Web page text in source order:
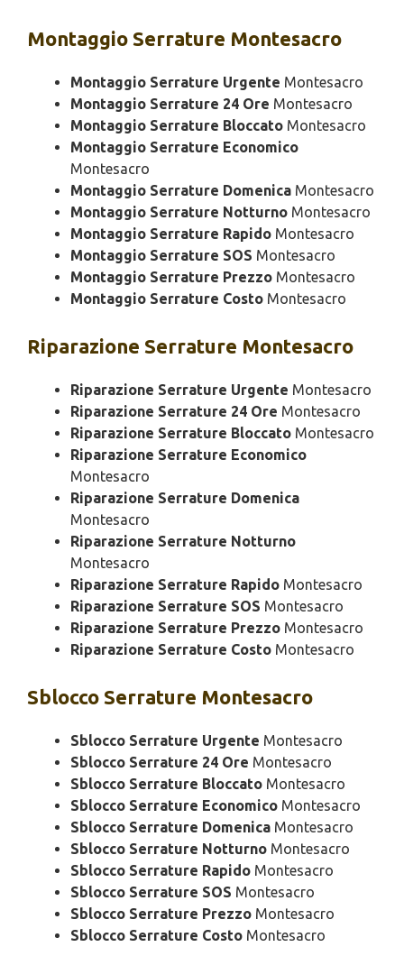
Montaggio Serrature Montesacro
Montaggio Serrature Urgente Montesacro
Montaggio Serrature 24 Ore Montesacro
Montaggio Serrature Bloccato Montesacro
Montaggio Serrature Economico
Montesacro
Montaggio Serrature Domenica Montesacro
Montaggio Serrature Notturno Montesacro
Montaggio Serrature Rapido Montesacro
Montaggio Serrature SOS Montesacro
Montaggio Serrature Prezzo Montesacro
Montaggio Serrature Costo Montesacro
Riparazione Serrature Montesacro
Riparazione Serrature Urgente Montesacro
Riparazione Serrature 24 Ore Montesacro
Riparazione Serrature Bloccato Montesacro
Riparazione Serrature Economico
Montesacro
Riparazione Serrature Domenica
Montesacro
Riparazione Serrature Notturno
Montesacro
Riparazione Serrature Rapido Montesacro
Riparazione Serrature SOS Montesacro
Riparazione Serrature Prezzo Montesacro
Riparazione Serrature Costo Montesacro
Sblocco Serrature Montesacro
Sblocco Serrature Urgente Montesacro
Sblocco Serrature 24 Ore Montesacro
Sblocco Serrature Bloccato Montesacro
Sblocco Serrature Economico Montesacro
Sblocco Serrature Domenica Montesacro
Sblocco Serrature Notturno Montesacro
Sblocco Serrature Rapido Montesacro
Sblocco Serrature SOS Montesacro
Sblocco Serrature Prezzo Montesacro
Sblocco Serrature Costo Montesacro